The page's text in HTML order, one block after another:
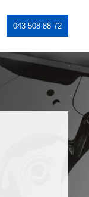
043 508 88 72